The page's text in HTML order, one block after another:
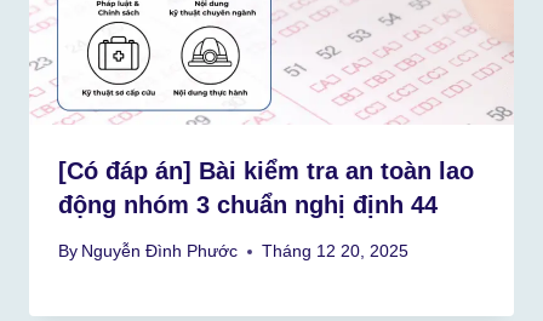
[Có đáp án] Bài kiểm tra an toàn lao
động nhóm 3 chuẩn nghị định 44
By Nguyễn Đình Phước Tháng 12 20, 2025